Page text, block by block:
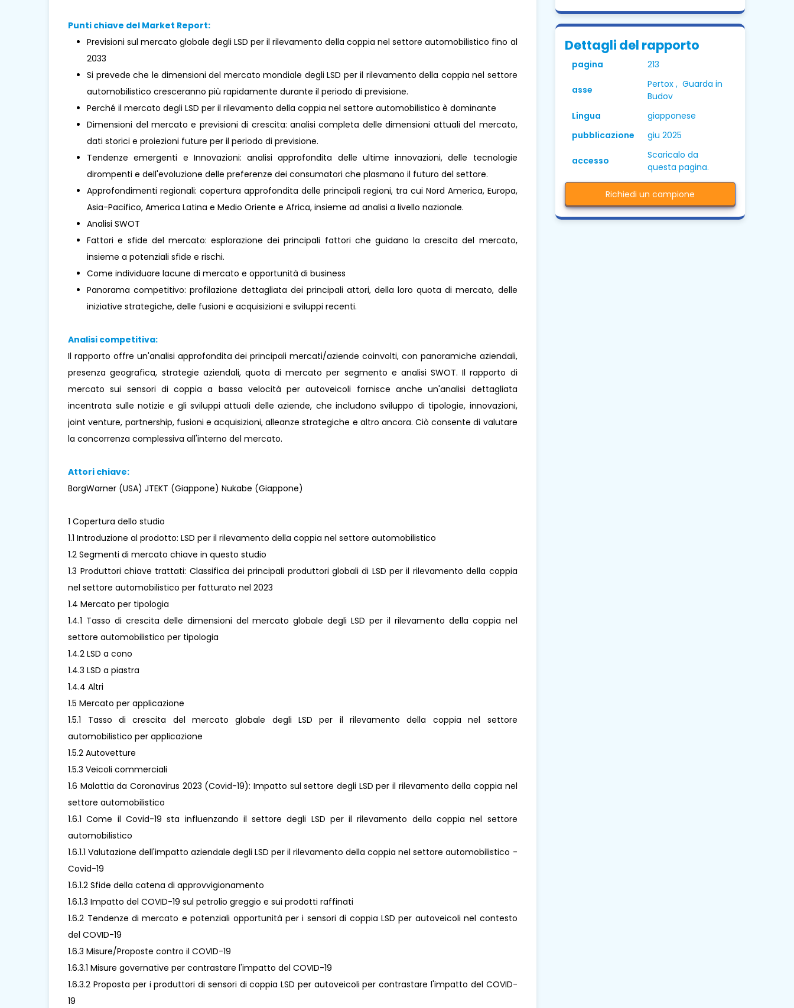
Punti chiave del Market Report:
Previsioni sul mercato globale degli LSD per il rilevamento della coppia nel settore automobilistico fino al
2033
Si prevede che le dimensioni del mercato mondiale degli LSD per il rilevamento della coppia nel settore
automobilistico cresceranno più rapidamente durante il periodo di previsione.
Perché il mercato degli LSD per il rilevamento della coppia nel settore automobilistico è dominante
Dimensioni del mercato e previsioni di crescita: analisi completa delle dimensioni attuali del mercato,
dati storici e proiezioni future per il periodo di previsione.
Tendenze emergenti e Innovazioni: analisi approfondita delle ultime innovazioni, delle tecnologie
dirompenti e dell'evoluzione delle preferenze dei consumatori che plasmano il futuro del settore.
Approfondimenti regionali: copertura approfondita delle principali regioni, tra cui Nord America, Europa,
Asia-Pacifico, America Latina e Medio Oriente e Africa, insieme ad analisi a livello nazionale.
Analisi SWOT
Fattori e sfide del mercato: esplorazione dei principali fattori che guidano la crescita del mercato,
insieme a potenziali sfide e rischi.
Come individuare lacune di mercato e opportunità di business
Panorama competitivo: profilazione dettagliata dei principali attori, della loro quota di mercato, delle
iniziative strategiche, delle fusioni e acquisizioni e sviluppi recenti.
Analisi competitiva:
Il rapporto offre un'analisi approfondita dei principali mercati/aziende coinvolti, con panoramiche aziendali,
presenza geografica, strategie aziendali, quota di mercato per segmento e analisi SWOT. Il rapporto di
mercato sui sensori di coppia a bassa velocità per autoveicoli fornisce anche un'analisi dettagliata
incentrata sulle notizie e gli sviluppi attuali delle aziende, che includono sviluppo di tipologie, innovazioni,
joint venture, partnership, fusioni e acquisizioni, alleanze strategiche e altro ancora. Ciò consente di valutare
la concorrenza complessiva all'interno del mercato.
Attori chiave:
BorgWarner (USA) JTEKT (Giappone) Nukabe (Giappone)
1 Copertura dello studio
1.1 Introduzione al prodotto: LSD per il rilevamento della coppia nel settore automobilistico
1.2 Segmenti di mercato chiave in questo studio
1.3 Produttori chiave trattati: Classifica dei principali produttori globali di LSD per il rilevamento della coppia
nel settore automobilistico per fatturato nel 2023
1.4 Mercato per tipologia
1.4.1 Tasso di crescita delle dimensioni del mercato globale degli LSD per il rilevamento della coppia nel
settore automobilistico per tipologia
1.4.2 LSD a cono
1.4.3 LSD a piastra
1.4.4 Altri
1.5 Mercato per applicazione
1.5.1 Tasso di crescita del mercato globale degli LSD per il rilevamento della coppia nel settore
automobilistico per applicazione
1.5.2 Autovetture
1.5.3 Veicoli commerciali
1.6 Malattia da Coronavirus 2023 (Covid-19): Impatto sul settore degli LSD per il rilevamento della coppia nel
settore automobilistico
1.6.1 Come il Covid-19 sta influenzando il settore degli LSD per il rilevamento della coppia nel settore
automobilistico
1.6.1.1 Valutazione dell'impatto aziendale degli LSD per il rilevamento della coppia nel settore automobilistico -
Covid-19
1.6.1.2 Sfide della catena di approvvigionamento
1.6.1.3 Impatto del COVID-19 sul petrolio greggio e sui prodotti raffinati
1.6.2 Tendenze di mercato e potenziali opportunità per i sensori di coppia LSD per autoveicoli nel contesto
del COVID-19
1.6.3 Misure/Proposte contro il COVID-19
1.6.3.1 Misure governative per contrastare l'impatto del COVID-19
1.6.3.2 Proposta per i produttori di sensori di coppia LSD per autoveicoli per contrastare l'impatto del COVID-
19
Dettagli del rapporto
pagina 213
asse
Pertox , Guarda in
Budov
Lingua
giapponese
pubblicazione
giu 2025
accesso
Scaricalo da
questa pagina.
Richiedi un campione